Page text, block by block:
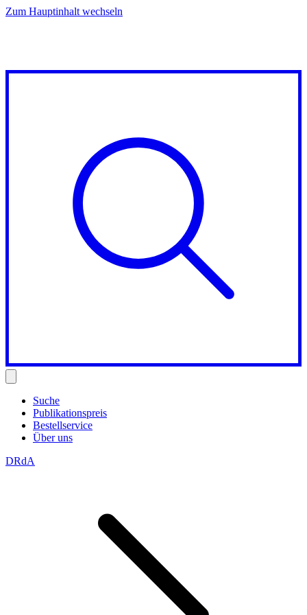
Zum Hauptinhalt wechseln
Suche
Publikationspreis
Bestellservice
Über uns
DRdA